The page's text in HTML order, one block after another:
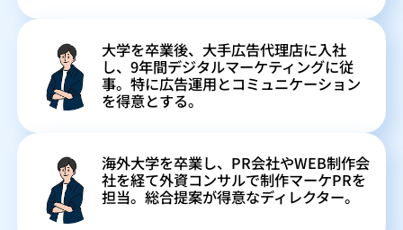
大学を卒業後、大手広告代理店に入社
し、9年間デジタルマーケティングに従
事。特に広告運用とコミュニケーション
を得意とする。
海外大学を卒業し、PR会社やWEB制作会
社を経て外資コンサルで制作マーケPRを
担当。総合提案が得意なディレクター。